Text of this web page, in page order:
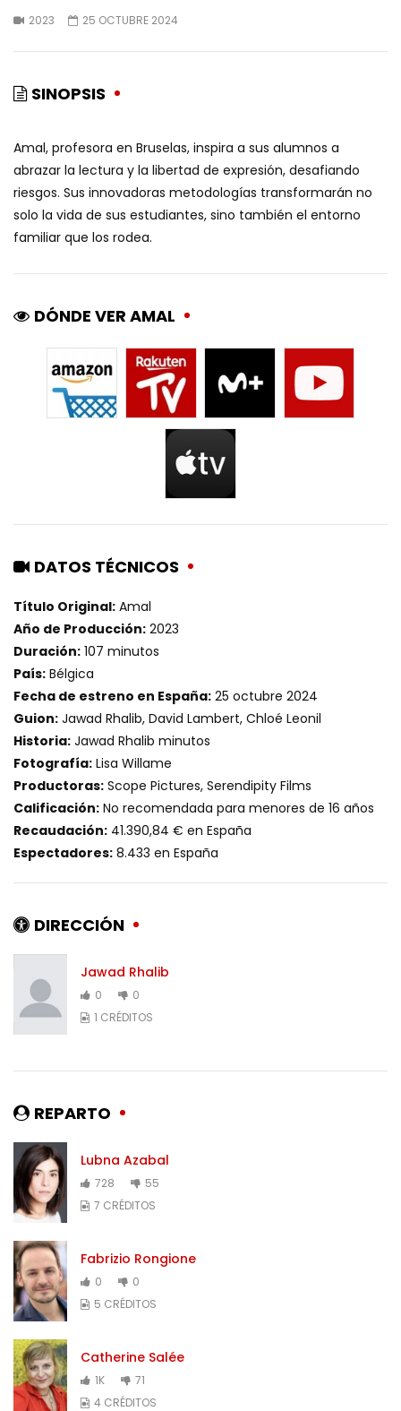
2023 25 OCTUBRE 2024
SINOPSIS
Amal, profesora en Bruselas, inspira a sus alumnos a
abrazar la lectura y la libertad de expresión, desafiando
riesgos. Sus innovadoras metodologías transformarán no
solo la vida de sus estudiantes, sino también el entorno
familiar que los rodea.
DÓNDE VER AMAL
DATOS TÉCNICOS
Título Original: Amal
Año de Producción: 2023
Duración: 107 minutos
País: Bélgica
Fecha de estreno en España: 25 octubre 2024
Guion: Jawad Rhalib, David Lambert, Chloé Leonil
Historia: Jawad Rhalib minutos
Fotografía: Lisa Willame
Productoras: Scope Pictures, Serendipity Films
Calificación: No recomendada para menores de 16 años
Recaudación: 41.390,84 € en España
Espectadores: 8.433 en España
DIRECCIÓN
Jawad Rhalib
0
0
1 CRÉDITOS
REPARTO
Lubna Azabal
728
55
7 CRÉDITOS
Fabrizio Rongione
0
0
5 CRÉDITOS
Catherine Salée
1K
71
4 CRÉDITOS